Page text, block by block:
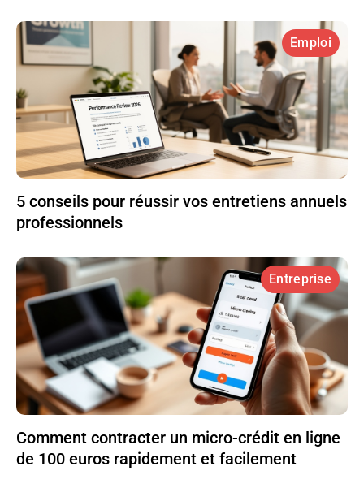
Emploi
5 conseils pour réussir vos entretiens annuels
professionnels
Entreprise
Comment contracter un micro-crédit en ligne
de 100 euros rapidement et facilement